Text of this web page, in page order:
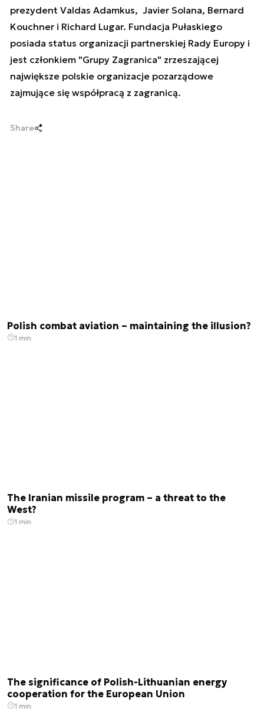
prezydent Valdas Adamkus, Javier Solana, Bernard
Kouchner i Richard Lugar. Fundacja Pułaskiego
posiada status organizacji partnerskiej Rady Europy i
jest członkiem "Grupy Zagranica" zrzeszającej
największe polskie organizacje pozarządowe
zajmujące się współpracą z zagranicą.
Share
Polish combat aviation – maintaining the illusion?
1 min.
The Iranian missile program – a threat to the
West?
1 min.
The significance of Polish-Lithuanian energy
cooperation for the European Union
1 min.